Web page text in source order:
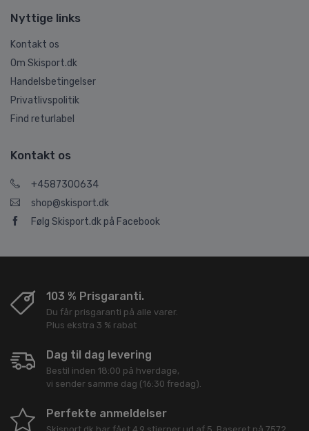
Nyttige links
Kontakt os
Om Skisport.dk
Handelsbetingelser
Privatlivspolitik
Find returlabel
Kontakt os
+4587300634
shop@skisport.dk
Følg Skisport.dk på Facebook
103 % Prisgaranti.
Du får prisgaranti på alle varer.
Plus ekstra 3 % rabat
Dag til dag levering
Bestil inden 18:00 på hverdage,
vi sender samme dag (16:30 fredag).
Perfekte anmeldelser